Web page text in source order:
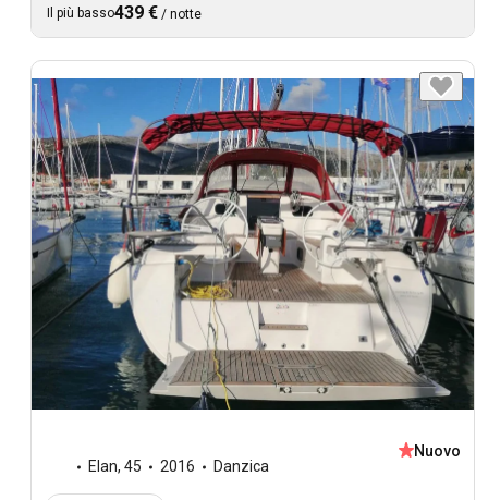
Il più basso439 € / notte
Elan, 45 2016 Danzica
Nuovo